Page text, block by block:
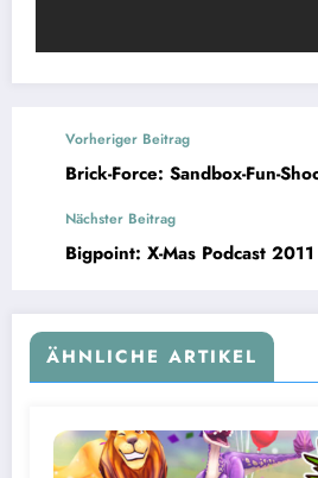
Vorheriger Beitrag
Brick-Force: Sandbox-Fun-
Nächster Beitrag
Bigpoint: X-Mas Podcast 2011
ÄHNLICHE ARTIKEL